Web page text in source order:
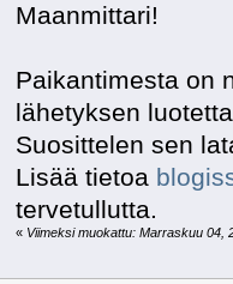
Maanmittari!
Paikantimesta on
lähetyksen
Suosittelen sen
Lisää tietoa
tervetullutta.
« Viimeksi muokattu: Marraskuu 04,